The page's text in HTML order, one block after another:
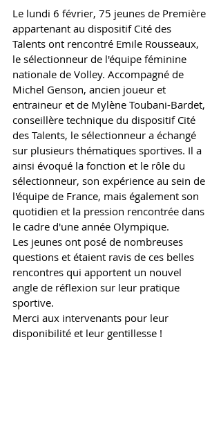
Le lundi 6 février, 75 jeunes de Première
appartenant au dispositif Cité des
Talents ont rencontré Emile Rousseaux,
le sélectionneur de l'équipe féminine
nationale de Volley. Accompagné de
Michel Genson, ancien joueur et
entraineur et de Mylène Toubani-Bardet,
conseillère technique du dispositif Cité
des Talents, le sélectionneur a échangé
sur plusieurs thématiques sportives. Il a
ainsi évoqué la fonction et le rôle du
sélectionneur, son expérience au sein de
l'équipe de France, mais également son
quotidien et la pression rencontrée dans
le cadre d'une année Olympique.
Les jeunes ont posé de nombreuses
questions et étaient ravis de ces belles
rencontres qui apportent un nouvel
angle de réflexion sur leur pratique
sportive.
Merci aux intervenants pour leur
disponibilité et leur gentillesse !